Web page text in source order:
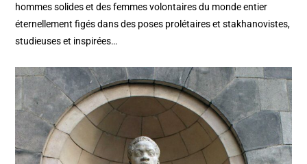
hommes solides et des femmes volontaires du monde entier
éternellement figés dans des poses prolétaires et stakhanovistes,
studieuses et inspirées…